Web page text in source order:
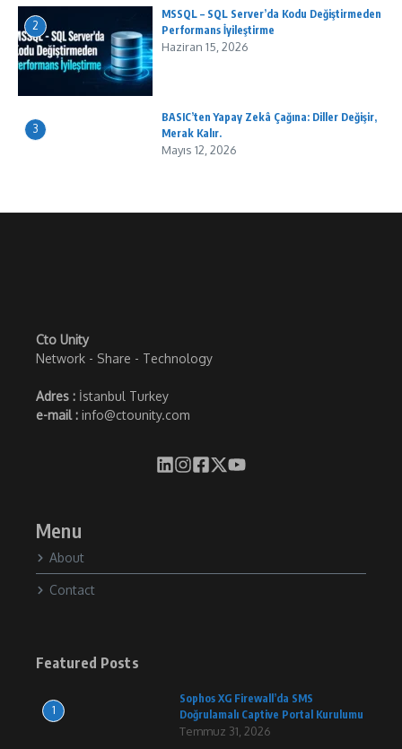
2
MSSQL – SQL Server’da Kodu Değiştirmeden
Performans İyileştirme
Haziran 15, 2026
3
BASIC’ten Yapay Zekâ Çağına: Diller Değişir,
Merak Kalır.
Mayıs 12, 2026
Cto Unity
Network - Share - Technology
Adres : İstanbul Turkey
e-mail : info@ctounity.com
Menu
About
Contact
Featured Posts
1
Sophos XG Firewall’da SMS
Doğrulamalı Captive Portal Kurulumu
Temmuz 31, 2026